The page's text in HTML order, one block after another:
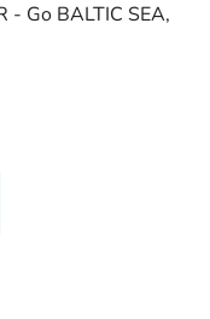
- Go BALTIC SEA,